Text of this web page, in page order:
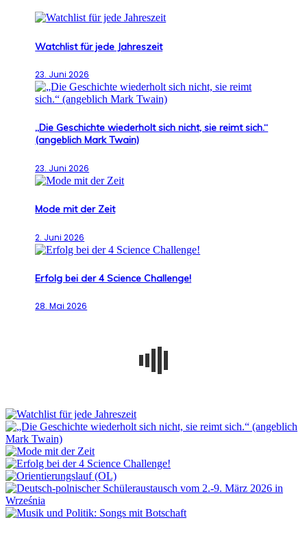
Watchlist für jede Jahreszeit
23. Juni 2026
„Die Geschichte wiederholt sich nicht, sie reimt sich.“
(angeblich Mark Twain)
23. Juni 2026
Mode mit der Zeit
2. Juni 2026
Erfolg bei der 4 Science Challenge!
28. Mai 2026